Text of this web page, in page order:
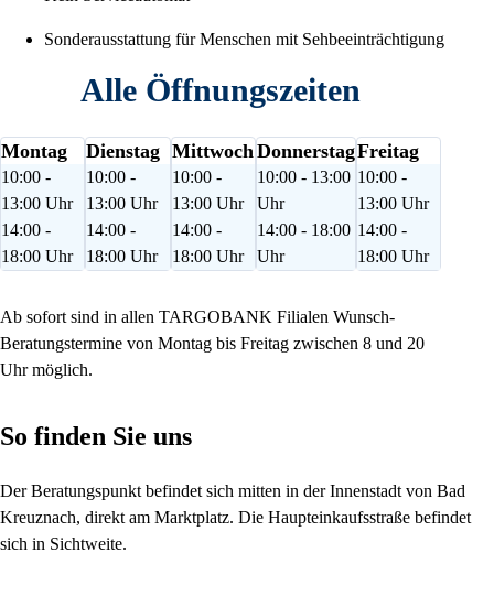
Sonderausstattung für Menschen mit Sehbeeinträchtigung
Alle Öffnungszeiten
Montag
10:00 -
13:00 Uhr
14:00 -
18:00 Uhr
Dienstag
10:00 -
13:00 Uhr
14:00 -
18:00 Uhr
Mittwoch
10:00 -
13:00 Uhr
14:00 -
18:00 Uhr
Donnerstag
10:00 - 13:00
Uhr
14:00 - 18:00
Uhr
Freitag
10:00 -
13:00 Uhr
14:00 -
18:00 Uhr
Ab sofort sind in allen TARGOBANK Filialen Wunsch-
Beratungstermine von Montag bis Freitag zwischen 8 und 20
Uhr möglich.
So finden Sie uns
Der Beratungspunkt befindet sich mitten in der Innenstadt von Bad
Kreuznach, direkt am Marktplatz. Die Haupteinkaufsstraße befindet
sich in Sichtweite.